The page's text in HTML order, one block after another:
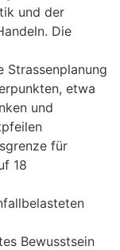
und der
Die
Strassenplanung
etwa
und
für
18
Bewusstsein